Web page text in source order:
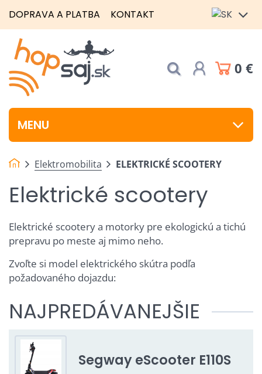
DOPRAVA A PLATBA KONTAKT
0 €
MENU
Elektromobilita ELEKTRICKÉ SCOOTERY
Elektrické scootery
Elektrické scootery a motorky pre ekologickú a tichú
prepravu po meste aj mimo neho.
Zvoľte si model elektrického skútra podľa
požadovaného dojazdu:
NAJPREDÁVANEJŠIE
Segway eScooter E110S